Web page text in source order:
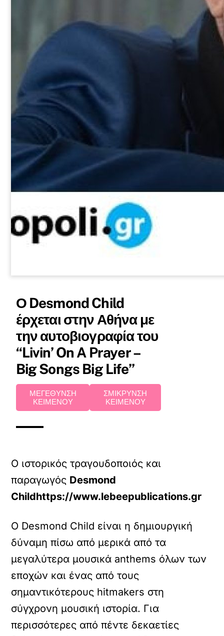
Ο Desmond Child
έρχεται στην Αθήνα με
την αυτοβιογραφία του
“Livin’ On A Prayer –
Big Songs Big Life”
ΜΕΓΕΘΥΝΣΗ
ΚΕΙΜΕΝΟΥ
ΣΜΙΚΡΥΝΣΗ
ΚΕΙΜΕΝΟΥ
Ο ιστορικός τραγουδοποιός και
παραγωγός Desmond
Childhttps://www.lebeepublications.gr
Ο Desmond Child είναι η δημιουργική
δύναμη πίσω από μερικά από τα
μεγαλύτερα μουσικά anthems όλων των
εποχών και ένας από τους
σημαντικότερους hitmakers στη
σύγχρονη μουσική ιστορία. Για
περισσότερες από πέντε δεκαετίες